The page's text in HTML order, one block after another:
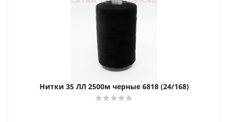
Нитки 35 ЛЛ 2500м черные 6818 (24/168)